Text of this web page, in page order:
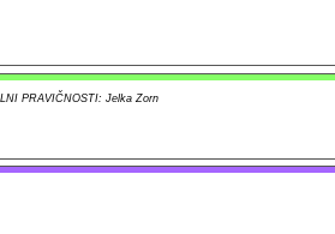
PRAVIČNOSTI: Jelka Zorn